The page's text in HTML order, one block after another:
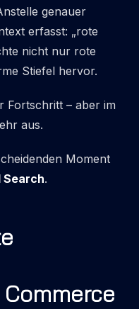
genauer
erfasst: „rote
nicht nur rote
Stiefel hervor.
Fortschritt – aber im
aus.
Moment
Search.